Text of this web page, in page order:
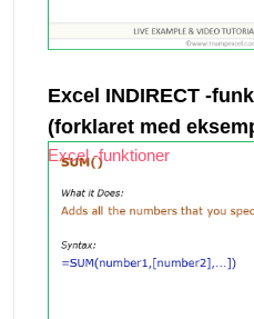
Excel INDIRECT -
(forklaret med
Excel -funktioner